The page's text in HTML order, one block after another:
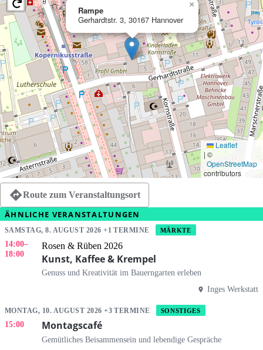
Rampe
Gerhardtstr. 3, 30167 Hannover
×
Leaflet
| ©
OpenStreetMap
contributors
Route zum Veranstaltungsort
ÄHNLICHE VERANSTALTUNGEN
SAMSTAG, 8. AUGUST 2026 +1 TERMINE MÄRKTE
14:00–
18:00
Rosen & Rüben 2026
Kunst, Kaffee & Krempel
Genuss und Kreativität im Bauerngarten erleben
Inges Werkstatt
MONTAG, 10. AUGUST 2026 +3 TERMINE SONSTIGES
15:00 Montagscafé
Gemütliches Beisammensein und lebendige Gespräche